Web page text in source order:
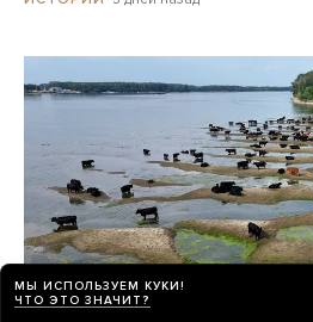
МЫ ИСПОЛЬЗУЕМ КУКИ!
ЧТО ЭТО ЗНАЧИТ?